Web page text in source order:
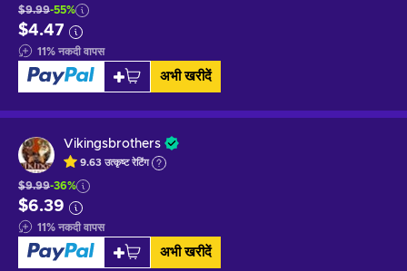
$9.99-55%
$4.47
11% नकदी वापस
अभी खरीदें
Vikingsbrothers
9.63 उत्कृष्टरेटिंग
$9.99-36%
$6.39
11% नकदी वापस
अभी खरीदें